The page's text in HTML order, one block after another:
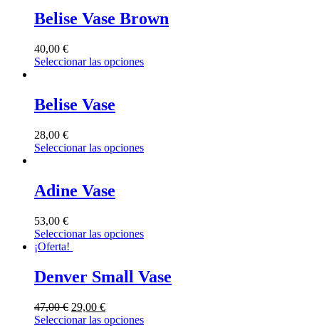
Belise Vase Brown
40,00 €
Seleccionar las opciones
Belise Vase
28,00 €
Seleccionar las opciones
Adine Vase
53,00 €
Seleccionar las opciones
¡Oferta!
Denver Small Vase
47,00€ 29,00 €
Seleccionar las opciones